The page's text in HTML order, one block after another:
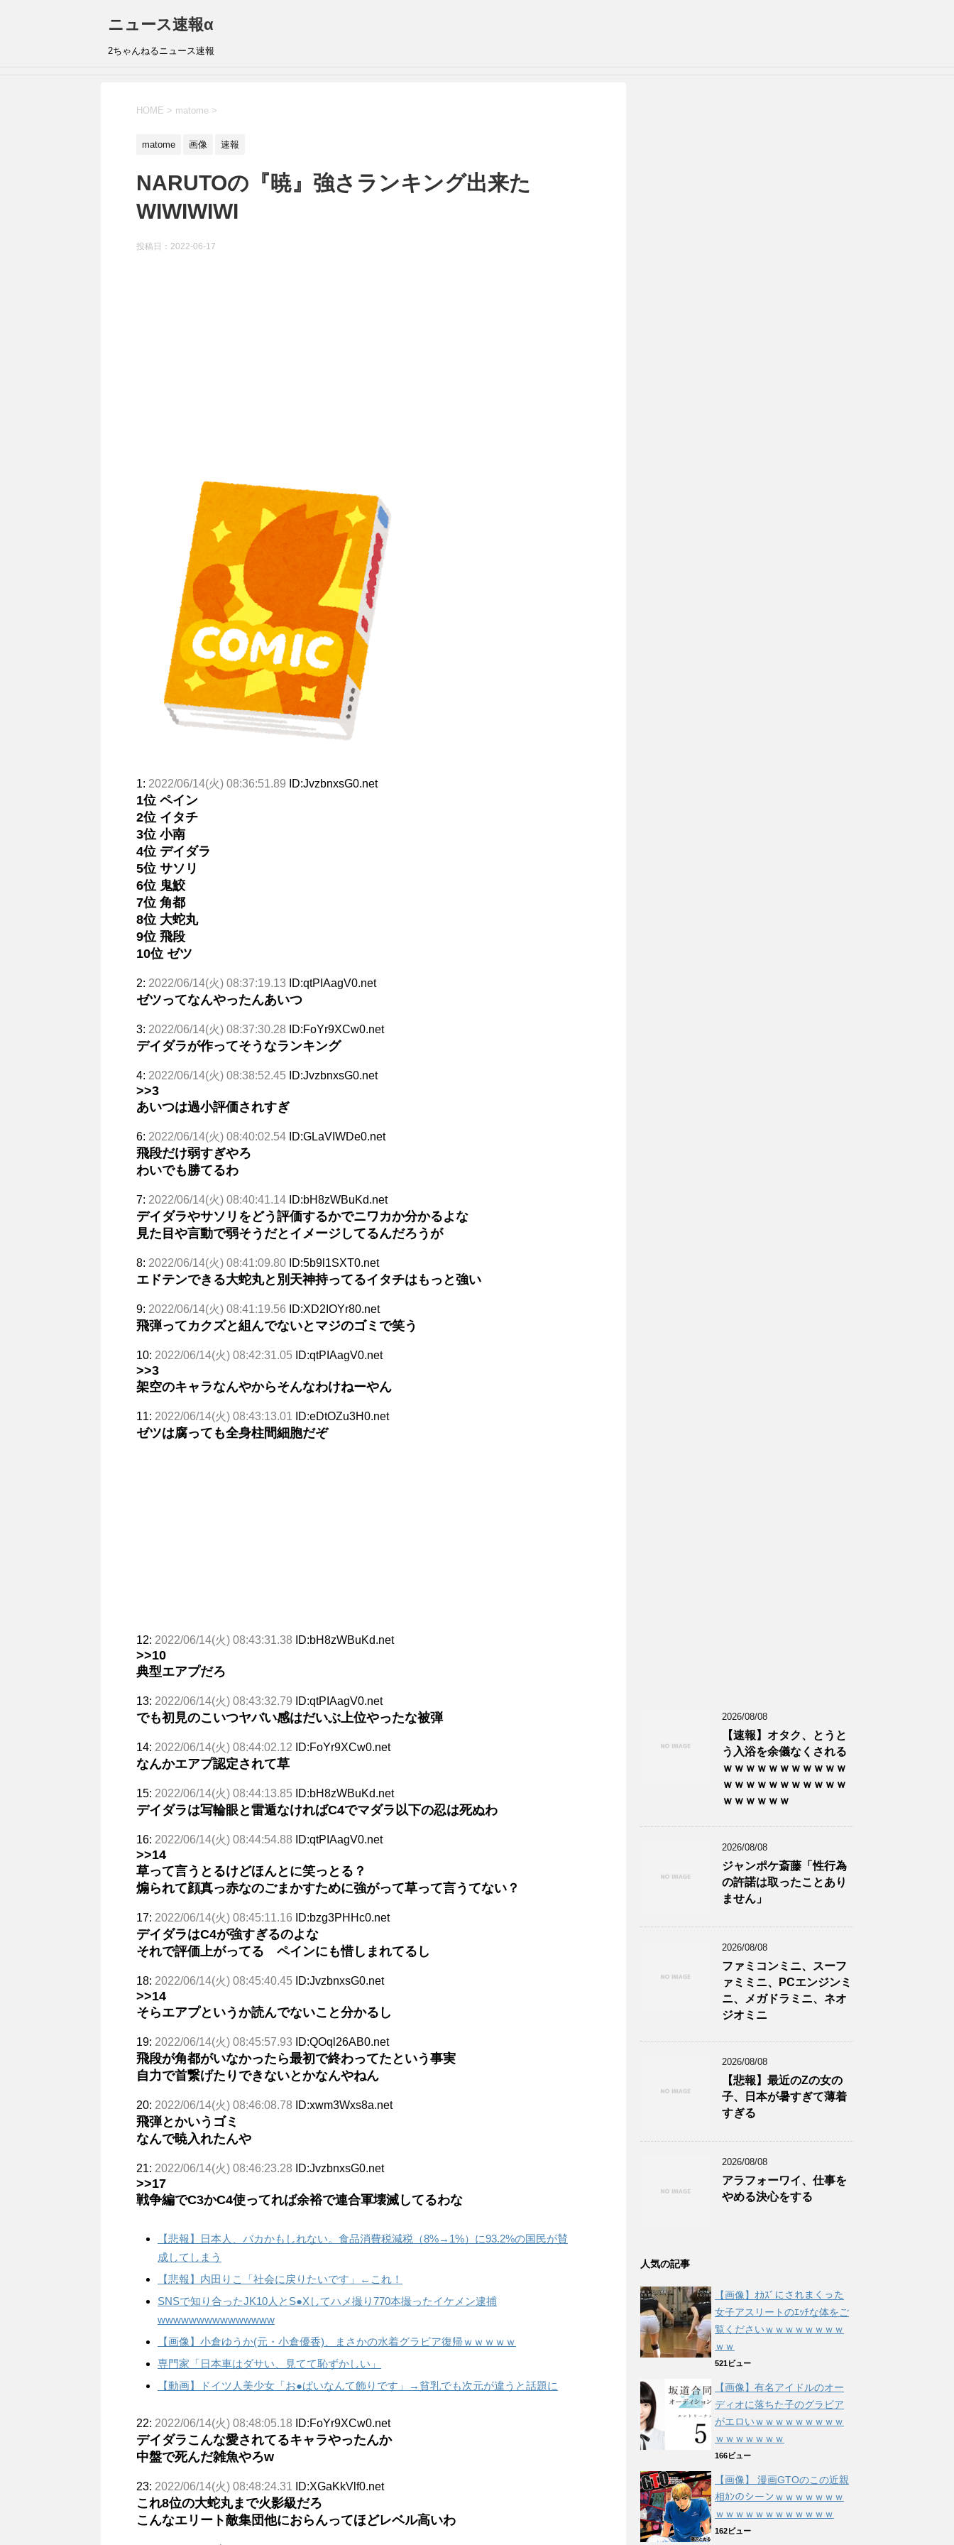
ニュース速報α
2ちゃんねるニュース速報
HOME > matome >
matome 画像 速報
NARUTOの『暁』強さランキング出来た
WIWIWIWI
投稿日： 2022-06-17
1: 2022/06/14(火) 08:36:51.89 ID:JvzbnxsG0.net
1位 ペイン
2位 イタチ
3位 小南
4位 デイダラ
5位 サソリ
6位 鬼鮫
7位 角都
8位 大蛇丸
9位 飛段
10位 ゼツ
2: 2022/06/14(火) 08:37:19.13 ID:qtPIAagV0.net
ゼツってなんやったんあいつ
3: 2022/06/14(火) 08:37:30.28 ID:FoYr9XCw0.net
デイダラが作ってそうなランキング
4: 2022/06/14(火) 08:38:52.45 ID:JvzbnxsG0.net
>>3
あいつは過小評価されすぎ
6: 2022/06/14(火) 08:40:02.54 ID:GLaVIWDe0.net
飛段だけ弱すぎやろ
わいでも勝てるわ
7: 2022/06/14(火) 08:40:41.14 ID:bH8zWBuKd.net
デイダラやサソリをどう評価するかでニワカか分かるよな
見た目や言動で弱そうだとイメージしてるんだろうが
8: 2022/06/14(火) 08:41:09.80 ID:5b9l1SXT0.net
エドテンできる大蛇丸と別天神持ってるイタチはもっと強い
9: 2022/06/14(火) 08:41:19.56 ID:XD2IOYr80.net
飛弾ってカクズと組んでないとマジのゴミで笑う
10: 2022/06/14(火) 08:42:31.05 ID:qtPIAagV0.net
>>3
架空のキャラなんやからそんなわけねーやん
11: 2022/06/14(火) 08:43:13.01 ID:eDtOZu3H0.net
ゼツは腐っても全身柱間細胞だぞ
12: 2022/06/14(火) 08:43:31.38 ID:bH8zWBuKd.net
>>10
典型エアプだろ
13: 2022/06/14(火) 08:43:32.79 ID:qtPIAagV0.net
でも初見のこいつヤバい感はだいぶ上位やったな被弾
14: 2022/06/14(火) 08:44:02.12 ID:FoYr9XCw0.net
なんかエアプ認定されて草
15: 2022/06/14(火) 08:44:13.85 ID:bH8zWBuKd.net
デイダラは写輪眼と雷遁なければC4でマダラ以下の忍は死ぬわ
16: 2022/06/14(火) 08:44:54.88 ID:qtPIAagV0.net
>>14
草って言うとるけどほんとに笑っとる？
煽られて顔真っ赤なのごまかすために強がって草って言うてない？
17: 2022/06/14(火) 08:45:11.16 ID:bzg3PHHc0.net
デイダラはC4が強すぎるのよな
それで評価上がってる ペインにも惜しまれてるし
18: 2022/06/14(火) 08:45:40.45 ID:JvzbnxsG0.net
>>14
そらエアプというか読んでないこと分かるし
19: 2022/06/14(火) 08:45:57.93 ID:QOql26AB0.net
飛段が角都がいなかったら最初で終わってたという事実
自力で首繋げたりできないとかなんやねん
20: 2022/06/14(火) 08:46:08.78 ID:xwm3Wxs8a.net
飛弾とかいうゴミ
なんで暁入れたんや
21: 2022/06/14(火) 08:46:23.28 ID:JvzbnxsG0.net
>>17
戦争編でC3かC4使ってれば余裕で連合軍壊滅してるわな
【悲報】日本人、バカかもしれない。食品消費税減税（8%→1%）に93.2%の国民が賛
成してしまう
【悲報】内田りこ「社会に戻りたいです」←これ！
SNSで知り合ったJK10人とS●Xしてハメ撮り770本撮ったイケメン逮捕
wwwwwwwwwwwwwww
【画像】小倉ゆうか(元・小倉優香)、まさかの水着グラビア復帰ｗｗｗｗｗ
専門家「日本車はダサい、見てて恥ずかしい」
【動画】ドイツ人美少女「お●ぱいなんて飾りです」→貧乳でも次元が違うと話題に
22: 2022/06/14(火) 08:48:05.18 ID:FoYr9XCw0.net
デイダラこんな愛されてるキャラやったんか
中盤で死んだ雑魚やろw
23: 2022/06/14(火) 08:48:24.31 ID:XGaKkVlf0.net
これ8位の大蛇丸まで火影級だろ
こんなエリート敵集団他におらんってほどレベル高いわ
2026/08/08
【速報】オタク、とうと
う入浴を余儀なくされる
ｗｗｗｗｗｗｗｗｗｗｗ
ｗｗｗｗｗｗｗｗｗｗｗ
ｗｗｗｗｗｗ
2026/08/08
ジャンポケ斎藤「性行為
の許諾は取ったことあり
ません」
2026/08/08
ファミコンミニ、スーフ
ァミミニ、PCエンジンミ
ニ、メガドラミニ、ネオ
ジオミニ
2026/08/08
【悲報】最近のZの女の
子、日本が暑すぎて薄着
すぎる
2026/08/08
アラフォーワイ、仕事を
やめる決心をする
人気の記事
【画像】ｵｶｽﾞにされまくった
女子アスリートのｴｯﾁな体をご
覧くださいｗｗｗｗｗｗｗｗ
ｗｗ
521ビュー
【画像】有名アイドルのオー
ディオに落ちた子のグラビア
がエロいｗｗｗｗｗｗｗｗｗ
ｗｗｗｗｗｗｗ
166ビュー
【画像】 漫画GTOのこの近親
相ｶﾝのシーンｗｗｗｗｗｗｗ
ｗｗｗｗｗｗｗｗｗｗｗｗ
162ビュー